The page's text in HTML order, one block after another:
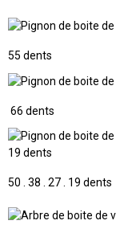
55 dents
66 dents
50 . 38 . 27 . 19 dents